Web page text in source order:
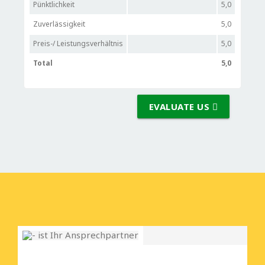
Pünktlichkeit
5,0
Zuverlässigkeit
5,0
Preis-/ Leistungsverhältnis
5,0
Total
5,0
EVALUATE US